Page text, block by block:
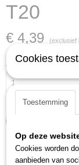
T20
€ 4,39 (exclusief
Aantal
Specificaties
Cookies
Toestemming
Op deze
Cookies worden
aanbieden van